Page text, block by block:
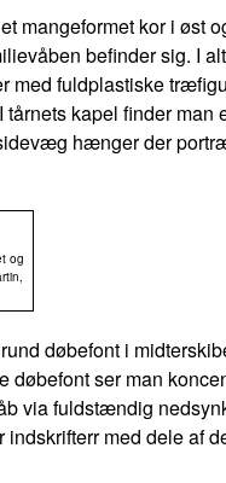
mangeformet kor i øst
befinder sig. I
fuldplastiske
kapel finder man
hænger der
og
døbefont i
ser man
via fuldstændig
med dele af